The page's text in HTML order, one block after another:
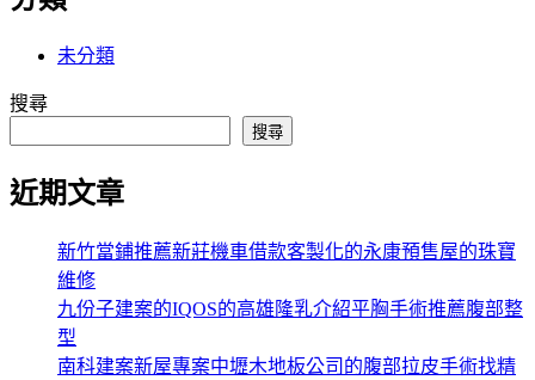
未分類
搜尋
搜尋
近期文章
新竹當鋪推薦新莊機車借款客製化的永康預售屋的珠寶
維修
九份子建案的IQOS的高雄隆乳介紹平胸手術推薦腹部整
型
南科建案新屋專案中壢木地板公司的腹部拉皮手術找精